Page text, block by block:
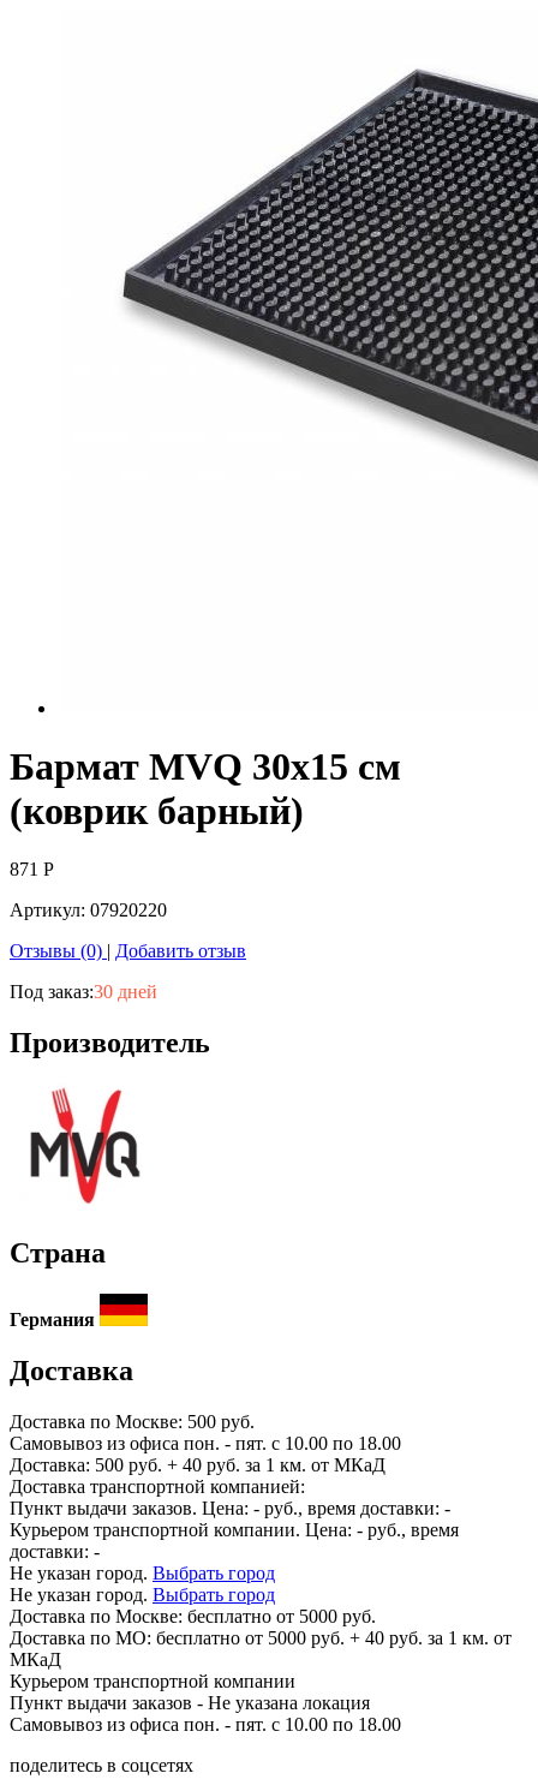
Бармат MVQ 30х15 см
(коврик барный)
871 Р
Артикул: 07920220
Отзывы (0) | Добавить отзыв
Под заказ:30 дней
Производитель
Страна
Германия
Доставка
Доставка по Москве: 500 руб.
Самовывоз из офиса пон. - пят. с 10.00 по 18.00
Доставка: 500 руб. + 40 руб. за 1 км. от МКаД
Доставка транспортной компанией:
Пункт выдачи заказов. Цена: - руб., время доставки: -
Курьером транспортной компании. Цена: - руб., время
доставки: -
Не указан город. Выбрать город
Не указан город. Выбрать город
Доставка по Москве: бесплатно от 5000 руб.
Доставка по МО: бесплатно от 5000 руб. + 40 руб. за 1 км. от
МКаД
Курьером транспортной компании
Пункт выдачи заказов - Не указана локация
Самовывоз из офиса пон. - пят. с 10.00 по 18.00
поделитесь в соцсетях